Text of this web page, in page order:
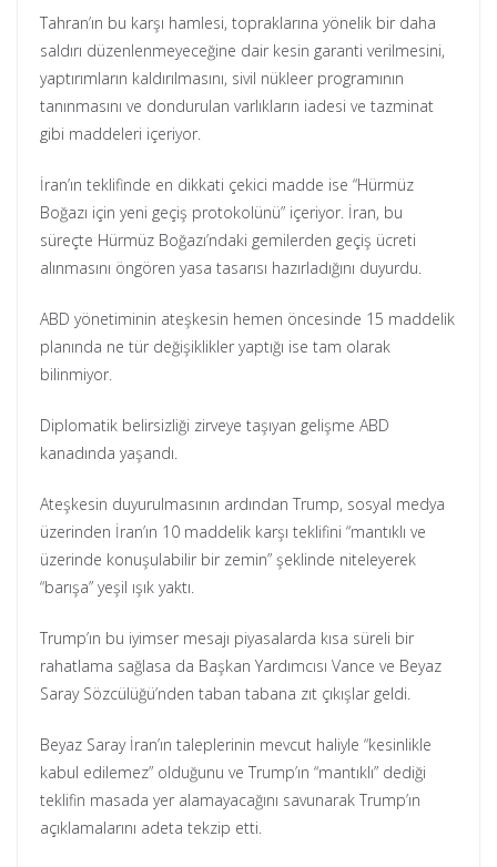
Tahran’ın bu karşı hamlesi, topraklarına yönelik bir daha
saldırı düzenlenmeyeceğine dair kesin garanti verilmesini,
yaptırımların kaldırılmasını, sivil nükleer programının
tanınmasını ve dondurulan varlıkların iadesi ve tazminat
gibi maddeleri içeriyor.
İran’ın teklifinde en dikkati çekici madde ise “Hürmüz
Boğazı için yeni geçiş protokolünü” içeriyor. İran, bu
süreçte Hürmüz Boğazı’ndaki gemilerden geçiş ücreti
alınmasını öngören yasa tasarısı hazırladığını duyurdu.
ABD yönetiminin ateşkesin hemen öncesinde 15 maddelik
planında ne tür değişiklikler yaptığı ise tam olarak
bilinmiyor.
Diplomatik belirsizliği zirveye taşıyan gelişme ABD
kanadında yaşandı.
Ateşkesin duyurulmasının ardından Trump, sosyal medya
üzerinden İran’ın 10 maddelik karşı teklifini “mantıklı ve
üzerinde konuşulabilir bir zemin” şeklinde niteleyerek
“barışa” yeşil ışık yaktı.
Trump’ın bu iyimser mesajı piyasalarda kısa süreli bir
rahatlama sağlasa da Başkan Yardımcısı Vance ve Beyaz
Saray Sözcülüğü’nden taban tabana zıt çıkışlar geldi.
Beyaz Saray İran’ın taleplerinin mevcut haliyle “kesinlikle
kabul edilemez” olduğunu ve Trump’ın “mantıklı” dediği
teklifin masada yer alamayacağını savunarak Trump’ın
açıklamalarını adeta tekzip etti.